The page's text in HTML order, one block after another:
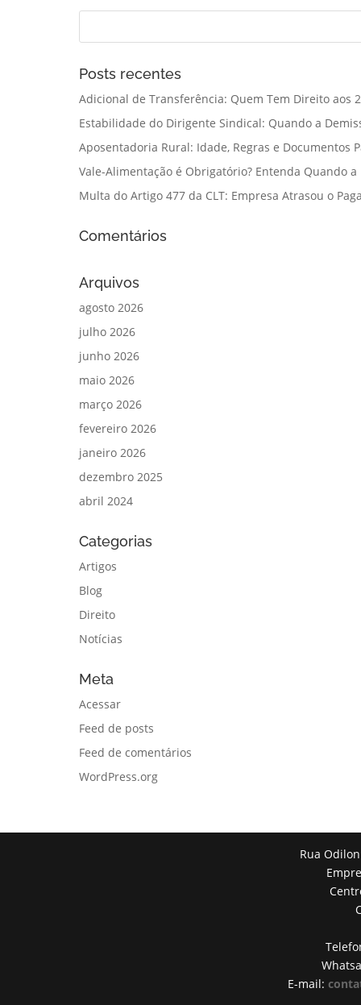
Posts recentes
Adicional de Transferência: Quem Tem Direito aos
Estabilidade do Dirigente Sindical: Quando a
Aposentadoria Rural: Idade, Regras e Documentos
Vale-Alimentação é Obrigatório? Entenda Quando
Multa do Artigo 477 da CLT: Empresa Atrasou o
Comentários
Arquivos
agosto 2026
julho 2026
junho 2026
maio 2026
março 2026
fevereiro 2026
janeiro 2026
dezembro 2025
abril 2024
Categorias
Artigos
Blog
Direito
Notícias
Meta
Acessar
Feed de posts
Feed de comentários
WordPress.org
Rua
E-mail: